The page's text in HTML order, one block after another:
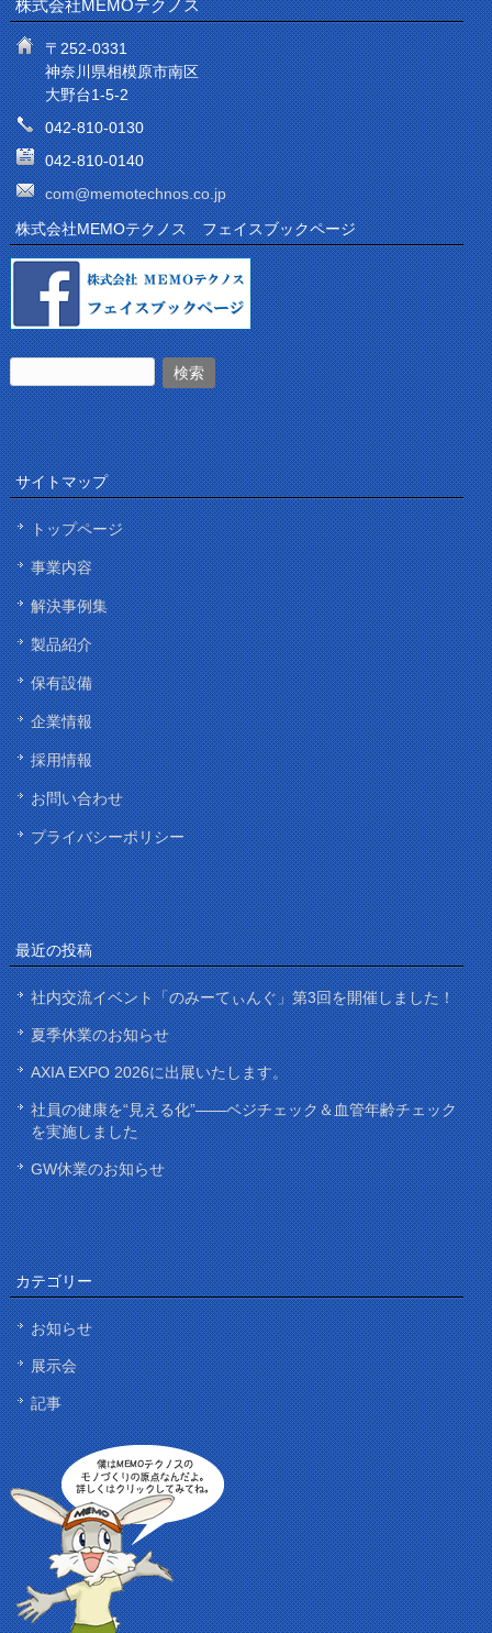
株式会社MEMOテクノス
〒252-0331
神奈川県相模原市南区
大野台1-5-2
042-810-0130
042-810-0140
com@memotechnos.co.jp
株式会社MEMOテクノス フェイスブックページ
サイトマップ
トップページ
事業内容
解決事例集
製品紹介
保有設備
企業情報
採用情報
お問い合わせ
プライバシーポリシー
最近の投稿
社内交流イベント「のみーてぃんぐ」第3回を開催しました！
夏季休業のお知らせ
AXIA EXPO 2026に出展いたします。
社員の健康を“見える化”——ベジチェック＆血管年齢チェック
を実施しました
GW休業のお知らせ
カテゴリー
お知らせ
展示会
記事